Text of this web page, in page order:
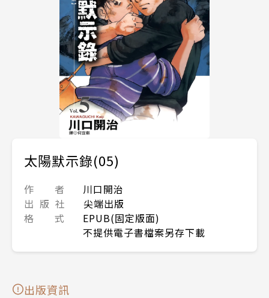
太陽默示錄(05)
作 者
川口開治
出 版 社
尖端出版
格 式
EPUB(固定版面)
不提供電子書檔案另存下載
出版資訊